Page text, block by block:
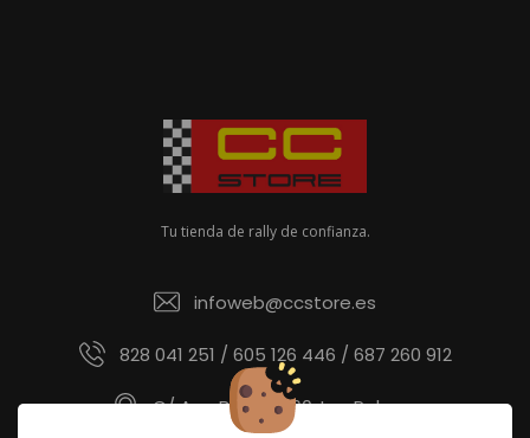
Tu tienda de rally de confianza.
infoweb@ccstore.es
828 041 251 / 605 126 446 / 687 260 912
C/ Ana Benítez 60, Las Palmas